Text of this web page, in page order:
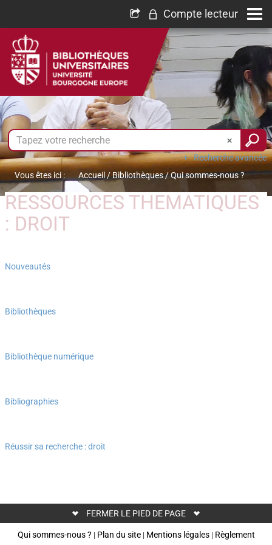
Compte lecteur
Recherche avancée
Vous êtes ici :
Accueil /Bibliothèques/Qui sommes-nous ?
RESSOURCES THEMATIQUES
: DROIT
Nouveautés
Bibliothèques
Bibliothèque numérique
Bibliographies
Réussir sa recherche : droit
FERMER LE PIED DE PAGE
Qui sommes-nous ? | Plan du site| Mentions légales| Règlement